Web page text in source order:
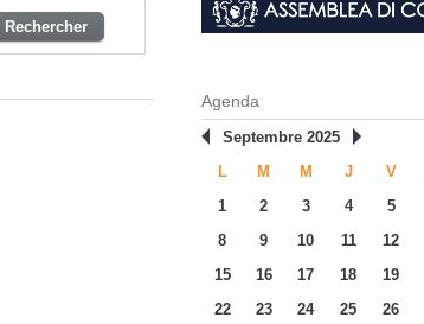
Agenda
Septembre 2025
L
M M J V
1
2 3 4 5
8
9 10 11 12
15
16 17 18 19
22
23 24 25 26